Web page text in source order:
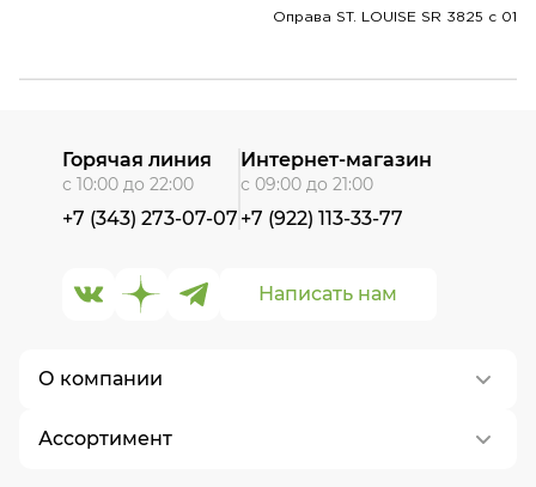
Оправа ST. LOUISE SR 3825 c 01
О компании
О нас
Ассортимент
Написать нам
Горячая линия
с 10:00 до 22:00
+7 (343) 273-07-07
Интернет-магазин
с 09:00 до 21:00
+7 (922) 113-33-77